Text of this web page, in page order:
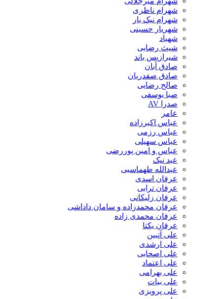
شهرام ناظری
شهرام نیک یار
شهریار حسینی
شهیاد
شیث رضایی
شیرازیس باند
صادق آبان
صادق صفدریان
صالح رضایی
صبا یوسفی
صدرا AV
عامر
عباس اکبرزاده
عباس رزمی
عباس سهیلی
عباس و امین پوررضی
عبد نیک
عبدالله طهماسبی‎
عرفان اسدی
عرفان ترابی
عرفان زلیکانی
عرفان محمدزاده و سامان داداشی
عرفان محمدی زاده
عرفان یکتا
علی آتبین
علی ارشدی
علی اصحابی
علی اعتماد
علی بهرامی
علی بیات
علی پرویزی